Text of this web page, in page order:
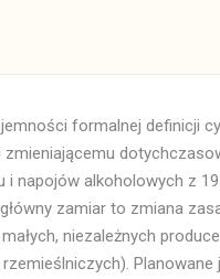
formalnej definicji
i napojów alkoholowych z 19
zamiar to zmiana
niezależnych
Planowane